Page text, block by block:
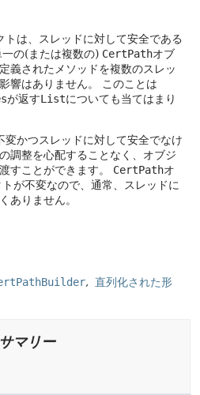
トは、スレッドに対して安全である
の(または複数の) CertPathオブ
義されたメソッドを複数のスレッ
響はありません。
このことは
が返すListについても当てはまり
変かつスレッドに対して安全でなけ
調整を心配することなく、オブジ
すことができます。
CertPathオ
が不変なので、通常、スレッドに
ありません。
直列化された形
マリー